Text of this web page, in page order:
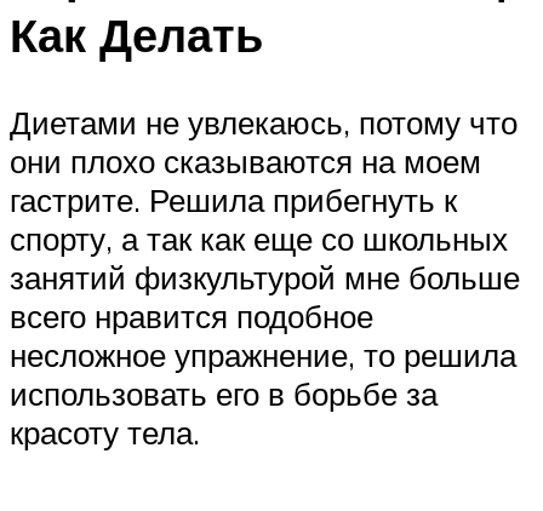
Как Делать
Диетами не увлекаюсь, потому что
они плохо сказываются на моем
гастрите. Решила прибегнуть к
спорту, а так как еще со школьных
занятий физкультурой мне больше
всего нравится подобное
несложное упражнение, то решила
использовать его в борьбе за
красоту тела.